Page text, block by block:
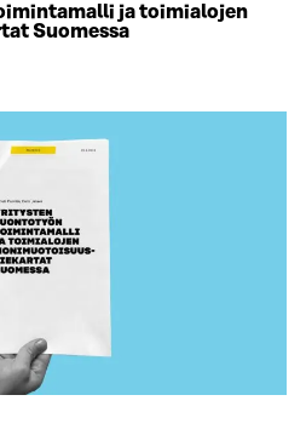
ja toimialojen
Suomessa